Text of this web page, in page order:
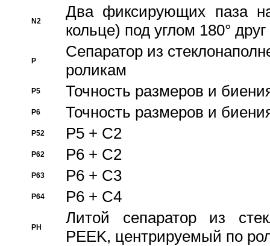
N2
Два фиксирующих паза
кольце) под углом 180° друг
P
Cепаратор из
роликам
P5 Точность размеров и
P6 Точность размеров и
P52 P5 + C2
P62 P6 + C2
P63 P6 + C3
P64 P6 + C4
PH
Литой сепаратор из
PEEK, центрируемый по